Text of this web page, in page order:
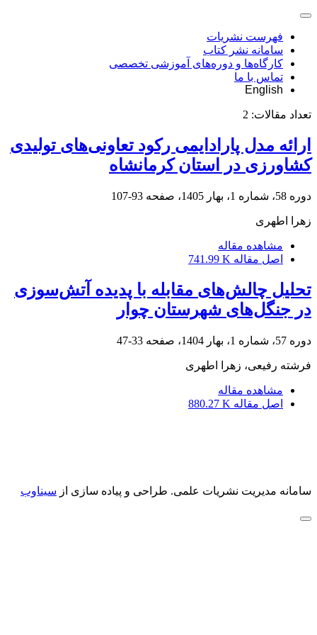
فهرست نشریات
سامانه نشر کتاب
کارگاه‌ها و دوره‌های آموزشی تخصصی
تماس با ما
English
تعداد مقالات: 2
ارائه مدل پارادایمی رکود تعاونی‌های تولیدی
کشاورزی در استان کرمانشاه
دوره 58، شماره 1، بهار 1405، صفحه 93-107
زهرا اطهری
مشاهده مقاله
اصل مقاله 741.99 K
تحلیل چالش‌های مقابله با پدیده آتش‌سوزی
در جنگل‌های شهرستان چوار
دوره 57، شماره 1، بهار 1404، صفحه 33-47
فرشته رفیعی، زهرا اطهری
مشاهده مقاله
اصل مقاله 880.27 K
سامانه مدیریت نشریات علمی. طراحی و پیاده سازی از سیناوب